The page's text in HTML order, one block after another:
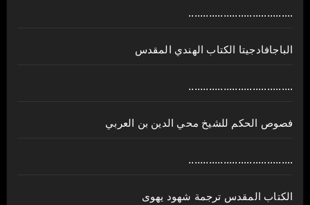
....................................
الباجافادجيتا الكتاب الهندي المقدس
....................................
فصوص الحكم للشيخ محي الدين بن العربي
....................................
الكتاب المقدس ترجمة شهود يهوى